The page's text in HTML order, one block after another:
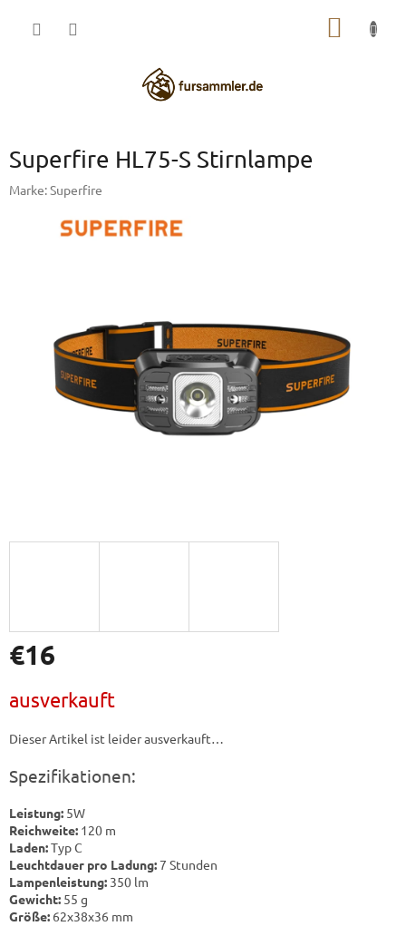
Superfire HL75-S Stirnlampe
Marke:Superfire
€16
ausverkauft
Dieser Artikel ist leider ausverkauft…
Spezifikationen:
Leistung: 5W
Reichweite: 120 m
Laden:Typ C
Leuchtdauer pro Ladung:7 Stunden
Lampenleistung: 350 lm
Gewicht: 55 g
Größe: 62x38x36 mm